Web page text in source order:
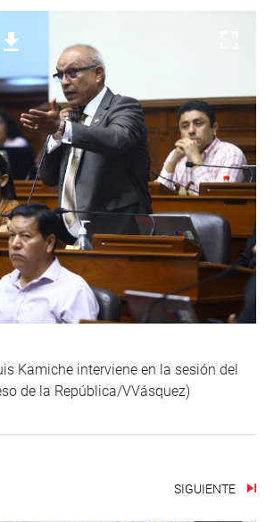
Kamiche interviene en la sesión del
de la República/VVásquez)
SIGUIENTE